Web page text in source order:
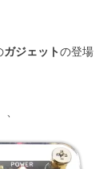
ガジェットの登場